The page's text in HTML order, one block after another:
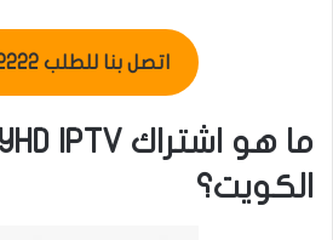
اتصل بنا للطلب 51762222
الكويت؟